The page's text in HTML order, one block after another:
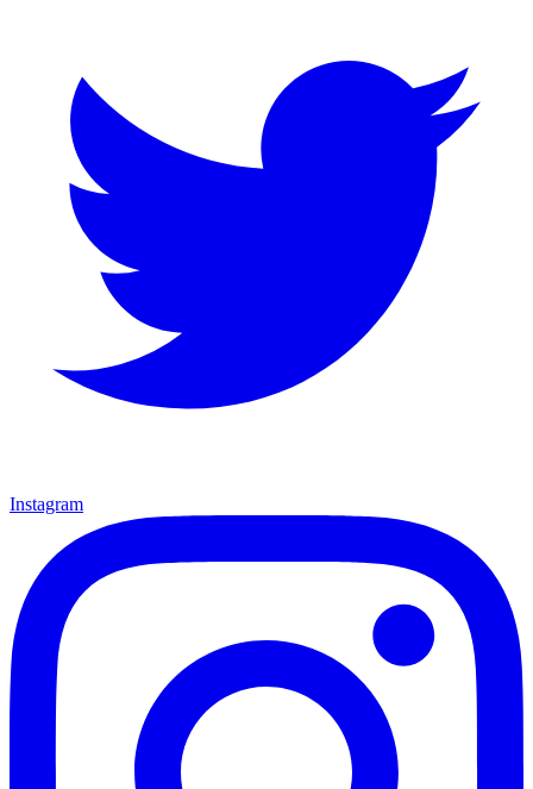
Instagram